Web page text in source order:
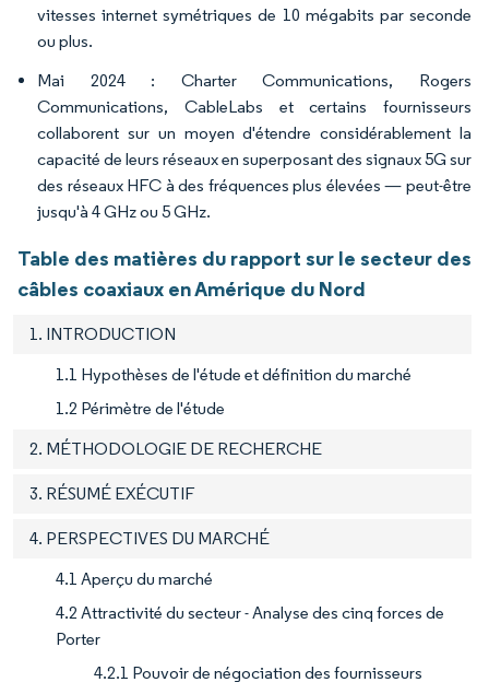
vitesses internet symétriques de 10 mégabits par seconde
ou plus.
Mai 2024 : Charter Communications, Rogers
Communications, CableLabs et certains fournisseurs
collaborent sur un moyen d'étendre considérablement la
capacité de leurs réseaux en superposant des signaux 5G sur
des réseaux HFC à des fréquences plus élevées — peut-être
jusqu'à 4 GHz ou 5 GHz.
Table des matières du rapport sur le secteur des
câbles coaxiaux en Amérique du Nord
1. INTRODUCTION
1.1 Hypothèses de l'étude et définition du marché
1.2 Périmètre de l'étude
2. MÉTHODOLOGIE DE RECHERCHE
3. RÉSUMÉ EXÉCUTIF
4. PERSPECTIVES DU MARCHÉ
4.1 Aperçu du marché
4.2 Attractivité du secteur - Analyse des cinq forces de
Porter
4.2.1 Pouvoir de négociation des fournisseurs